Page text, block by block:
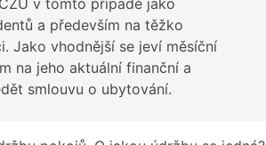
a především na těžko
Jako vhodnější se jeví měsíční
na jeho aktuální finanční a
smlouvu o ubytování.